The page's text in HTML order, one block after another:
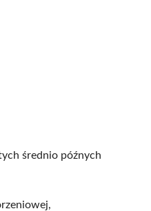
średnio późnych